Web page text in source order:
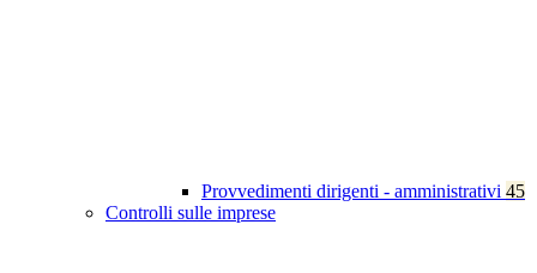
Provvedimenti dirigenti - amministrativi 45
Controlli sulle imprese